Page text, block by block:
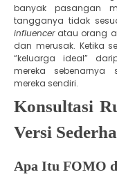
banyak pasangan
tangganya tidak
influenceratau orang
dan merusak. Ketika
“keluarga ideal”
mereka sebenarnya
mereka sendiri.
Konsultasi
Versi
Apa Itu FOMO